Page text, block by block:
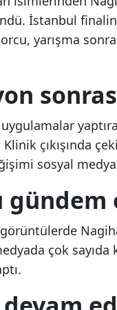
Mersin
İstanbul
Kars
Kayseri
Kocaeli
Kütahya
İstanbul
yarışma
çıkışında
sosyal
gündem
çok sayıda